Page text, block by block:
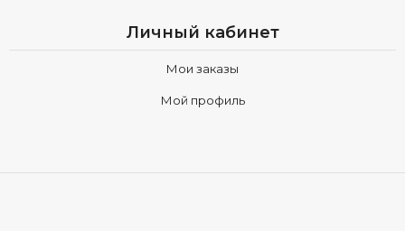
Личный кабинет
Мои заказы
Мой профиль